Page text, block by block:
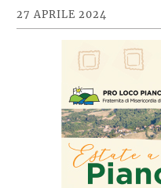
27 APRILE 2024